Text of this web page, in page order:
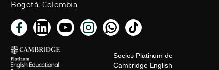
Bogotá, Colombia
Socios Platinum de
Cambridge English